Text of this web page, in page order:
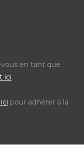
en tant que
ici.
pour adhérer à la